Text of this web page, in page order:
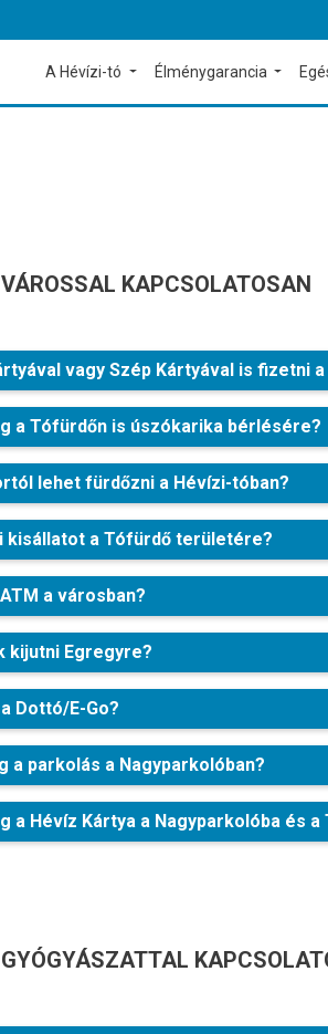
A Hévízi-tó Élménygarancia
VÁROSSAL KAPCSOLATOSAN
vagy Szép Kártyával is fizetni
a Tófürdőn is úszókarika bérlésére?
lehet fürdőzni a Hévízi-tóban?
kisállatot a Tófürdő területére?
a városban?
kijutni Egregyre?
Dottó/E-Go?
a parkolás a Nagyparkolóban?
a Hévíz Kártya a Nagyparkolóba és
GYÓGYÁSZATTAL